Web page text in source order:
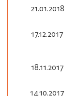
21.01.2018
17.12.2017
18.11.2017
14.10.2017